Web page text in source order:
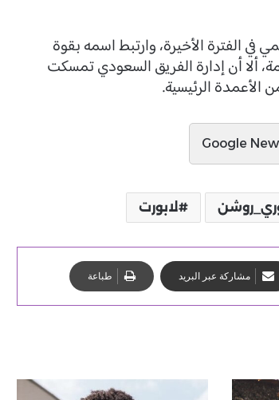
في الفترة الأخيرة، وارتبط اسمه بقوة
ألا أن إدارة الفريق السعودي تمسكت
الأعمدة الرئيسية.
لابورت
مشاركة عبر البريد طباعة